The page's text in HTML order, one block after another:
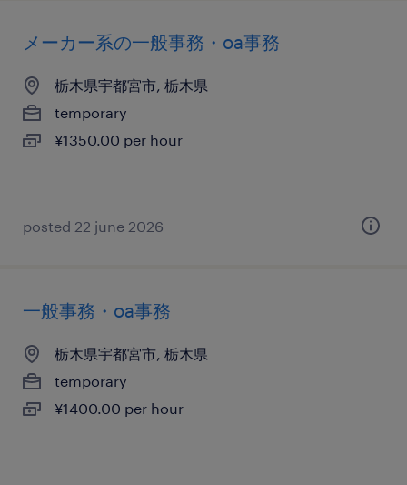
メーカー系の一般事務・oa事務
栃木県宇都宮市, 栃木県
temporary
¥1350.00 per hour
posted 22 june 2026
一般事務・oa事務
栃木県宇都宮市, 栃木県
temporary
¥1400.00 per hour